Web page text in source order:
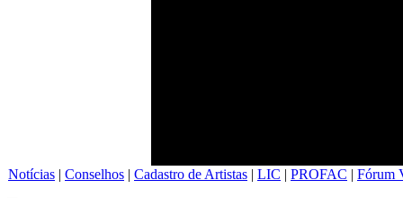
Notícias | Conselhos | Cadastro de Artistas | LIC | PROFAC | Fórum